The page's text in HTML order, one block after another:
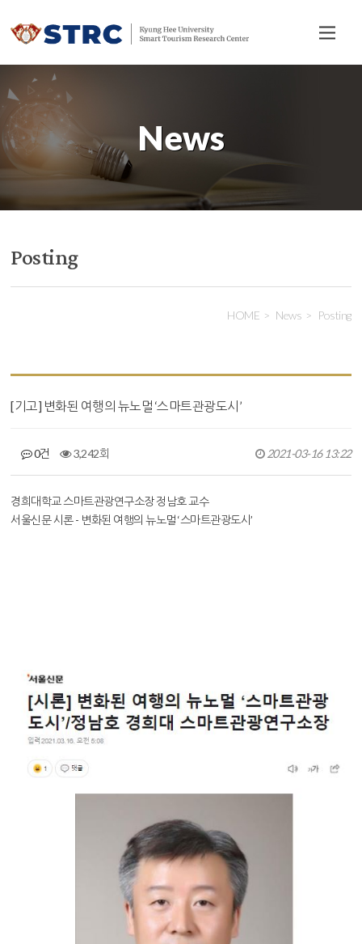
전
체
News
Posting
HOME News Posting
[기고] 변화된 여행의 뉴노멀 ‘스마트관광도시’
0건 3,242회 2021-03-16 13:22
본문
경희대학교 스마트관광연구소장 정남호 교수
서울신문 시론 - 변화된 여행의 뉴노멀 ‘스마트관광도시’